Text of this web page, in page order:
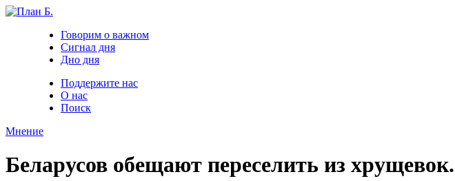
Говорим о важном
Сигнал дня
Дно дня
Поддержите нас
О нас
Поиск
Мнение
Беларусов обещают переселить из